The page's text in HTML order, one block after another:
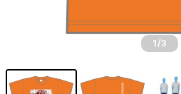
1 /3